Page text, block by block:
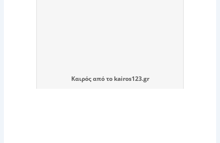
Καιρόςαπό το kairos123.gr